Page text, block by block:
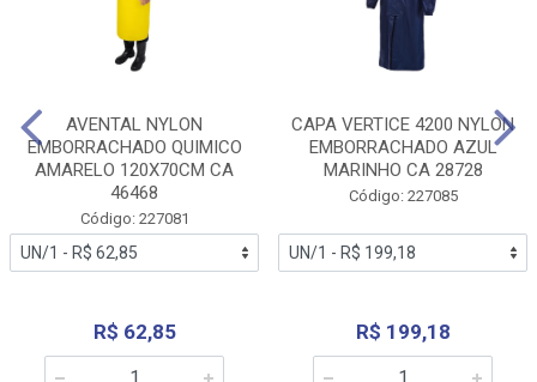
AVENTAL NYLON
EMBORRACHADO QUIMICO
AMARELO 120X70CM CA
46468
Código: 227081
R$ 62,85
CAPA VERTICE 4200 NYLON
EMBORRACHADO AZUL
MARINHO CA 28728
Código: 227085
R$ 199,18